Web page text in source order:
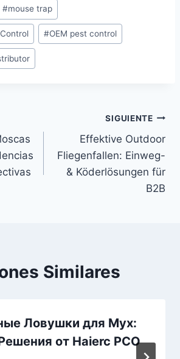
#mouse trap
#OEM pest control
SIGUIENTE
Effektive Outdoor
Fliegenfallen: Einweg-
& Köderlösungen für
B2B
Similares
Ловушки для Мух:
от Haierc PCO